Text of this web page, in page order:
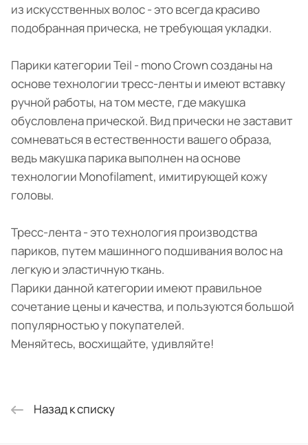
из искусственных волос - это всегда красиво
подобранная прическа, не требующая укладки.
Парики категории Teil - mono Crown созданы на
основе технологии тресс-ленты и имеют вставку
ручной работы, на том месте, где макушка
обусловлена прической. Вид прически не заставит
сомневаться в естественности вашего образа,
ведь макушка парика выполнен на основе
технологии Monofilament, имитирующей кожу
головы.
Тресс-лента - это технология производства
париков, путем машинного подшивания волос на
легкую и эластичную ткань.
Парики данной категории имеют правильное
сочетание цены и качества, и пользуются большой
популярностью у покупателей.
Меняйтесь, восхищайте, удивляйте!
Назад к списку